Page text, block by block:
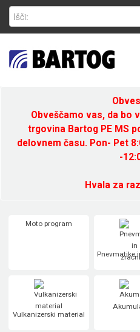
Obveščamo vas, da bo
trgovina Bartog PE MS
delovnem času. Pon- Pet
-
Hvala za
Moto program
Pnevmatike
Vulkanizerski material